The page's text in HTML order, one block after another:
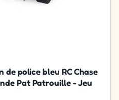
police bleu RC Chase
Pat Patrouille - Jeu